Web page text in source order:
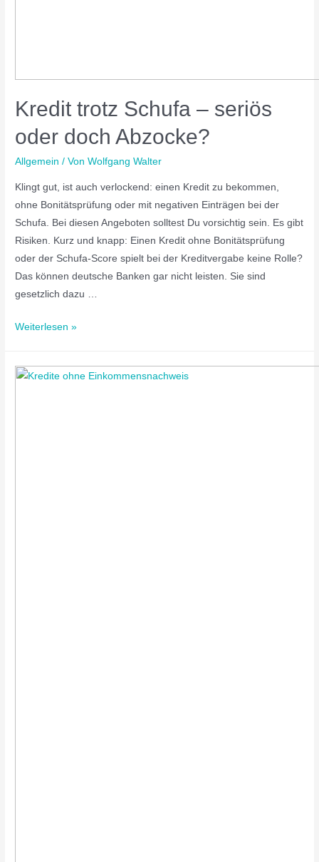
Kredit trotz Schufa – seriös
oder doch Abzocke?
Allgemein / VonWolfgang Walter
Klingt gut, ist auch verlockend: einen Kredit zu bekommen,
ohne Bonitätsprüfung oder mit negativen Einträgen bei der
Schufa. Bei diesen Angeboten solltest Du vorsichtig sein. Es gibt
Risiken. Kurz und knapp: Einen Kredit ohne Bonitätsprüfung
oder der Schufa-Score spielt bei der Kreditvergabe keine Rolle?
Das können deutsche Banken gar nicht leisten. Sie sind
gesetzlich dazu …
Weiterlesen »